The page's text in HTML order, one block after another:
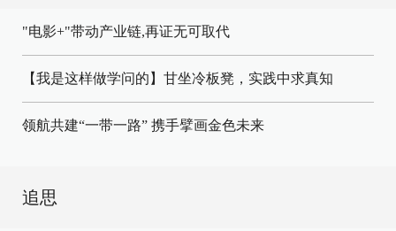
"电影+"带动产业链,再证无可取代
【我是这样做学问的】甘坐冷板凳，实践中求真知
领航共建“一带一路” 携手擘画金色未来
追思